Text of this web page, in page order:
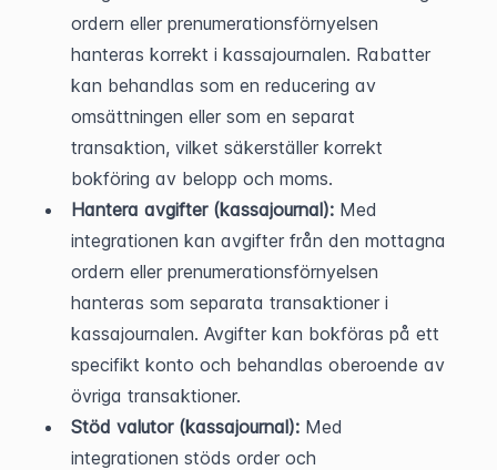
ordern eller prenumerationsförnyelsen
hanteras korrekt i kassajournalen. Rabatter
kan behandlas som en reducering av
omsättningen eller som en separat
transaktion, vilket säkerställer korrekt
bokföring av belopp och moms.
Hantera avgifter (kassajournal): Med
integrationen kan avgifter från den mottagna
ordern eller prenumerationsförnyelsen
hanteras som separata transaktioner i
kassajournalen. Avgifter kan bokföras på ett
specifikt konto och behandlas oberoende av
övriga transaktioner.
Stöd valutor (kassajournal): Med
integrationen stöds order och